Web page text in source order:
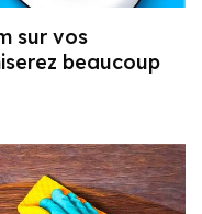
sur vos
beaucoup